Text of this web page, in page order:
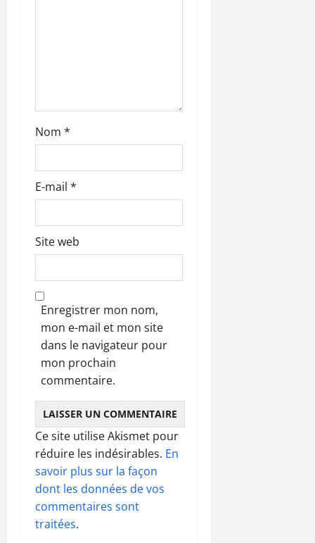
c
l
e
Nom *
E-mail *
Site web
Enregistrer mon nom,
mon e-mail et mon site
dans le navigateur pour
mon prochain
commentaire.
Ce site utilise Akismet pour
réduire les indésirables. En
savoir plus sur la façon
dont les données de vos
commentaires sont
traitées.